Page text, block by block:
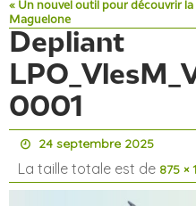
« Un nouvel outil pour découvrir
Maguelone
Depliant
0001
24 septembre 2025
La taille totale est de 875 ×